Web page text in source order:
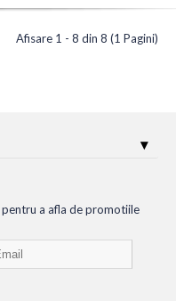
Afisare 1 - 8 din 8 (1 Pagini)
pentru a afla de promotiile